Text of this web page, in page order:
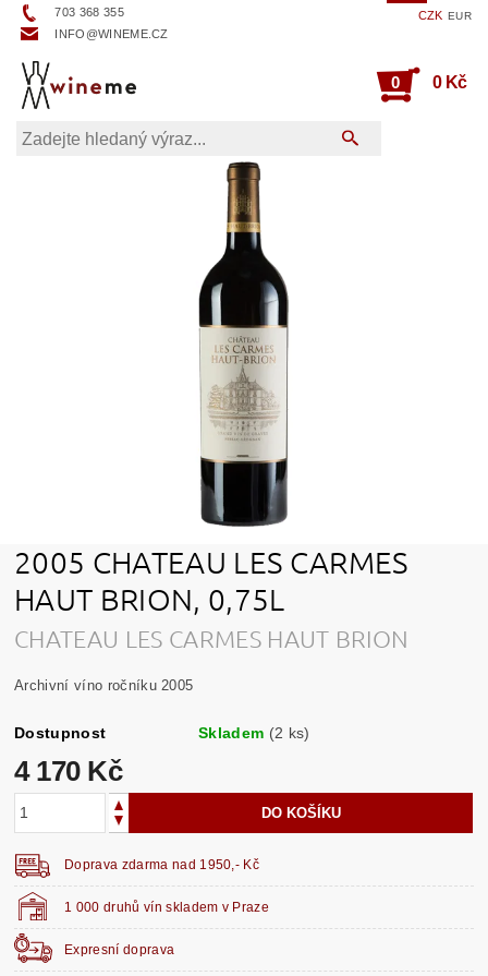
703 368 355
INFO@WINEME.CZ
CZK EUR
0 0 Kč
2005 CHATEAU LES CARMES
HAUT BRION, 0,75L
CHATEAU LES CARMES HAUT BRION
Archivní víno ročníku 2005
Dostupnost Skladem (2 ks)
4 170 Kč
1 000 druhů vín skladem v Praze
Expresní doprava
Doprava zdarma nad 1950,- Kč